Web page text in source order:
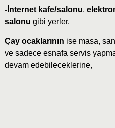
-İnternet kafe/salonu,
salonu gibi yerler.
Çay ocaklarının ise masa,
ve sadece esnafa servis
devam edebileceklerine,